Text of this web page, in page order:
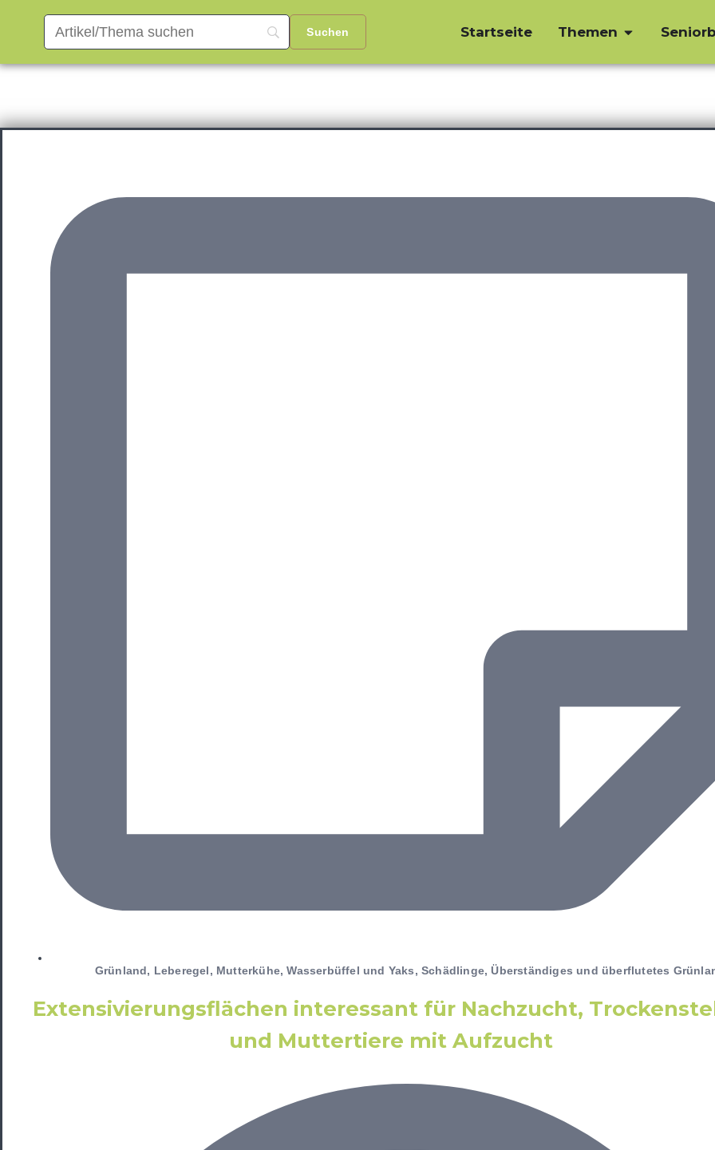
Startseite Themen
Grünland, Leberegel, Mutterkühe, Wasserbüffel und Yaks,Schädlinge, Überständiges und überflutetes
Extensivierungsflächen interessant für Nachzucht,
und Muttertiere mit Aufzucht